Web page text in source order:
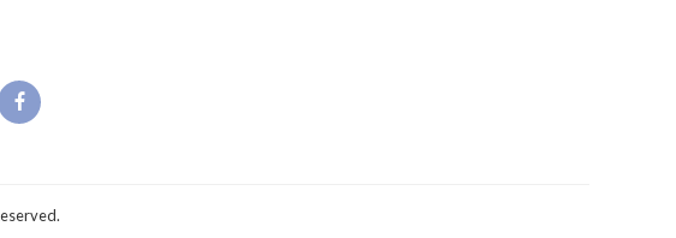
.Copyright © 2025 learningbrightside. All Rights Reserved